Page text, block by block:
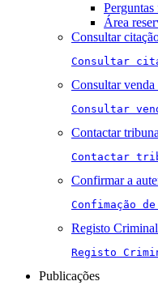
Perguntas
Área
Consultar
Consultar
Consultar venda
Consultar
Contactar
Contactar
Confirmar a
Confimação
Registo
Registo
Publicações